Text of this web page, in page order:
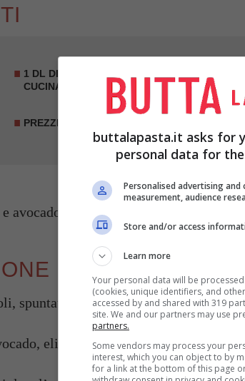
1 DL DI PANNA DA
CUCINA
CETRIOLI FRESCHI
PREZZEMOLO Q.B.
spuntateli e riduceteli a pezzetti.
eliminate il nocciolo e tagliatelo
buttalapasta.it asks for
personal data for
Personalised advertising
measurement, audience
Store and/or access
Learn more
Your personal data will be
(cookies, unique identifiers, and
accessed by and shared with 319
site. We and our partners may use
partners.
Some vendors may process your
interest, which you can object to by
for a link at the bottom of this page